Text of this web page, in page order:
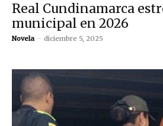
Real Cundinamarca
municipal en 2026
Novela - diciembre 5, 2025